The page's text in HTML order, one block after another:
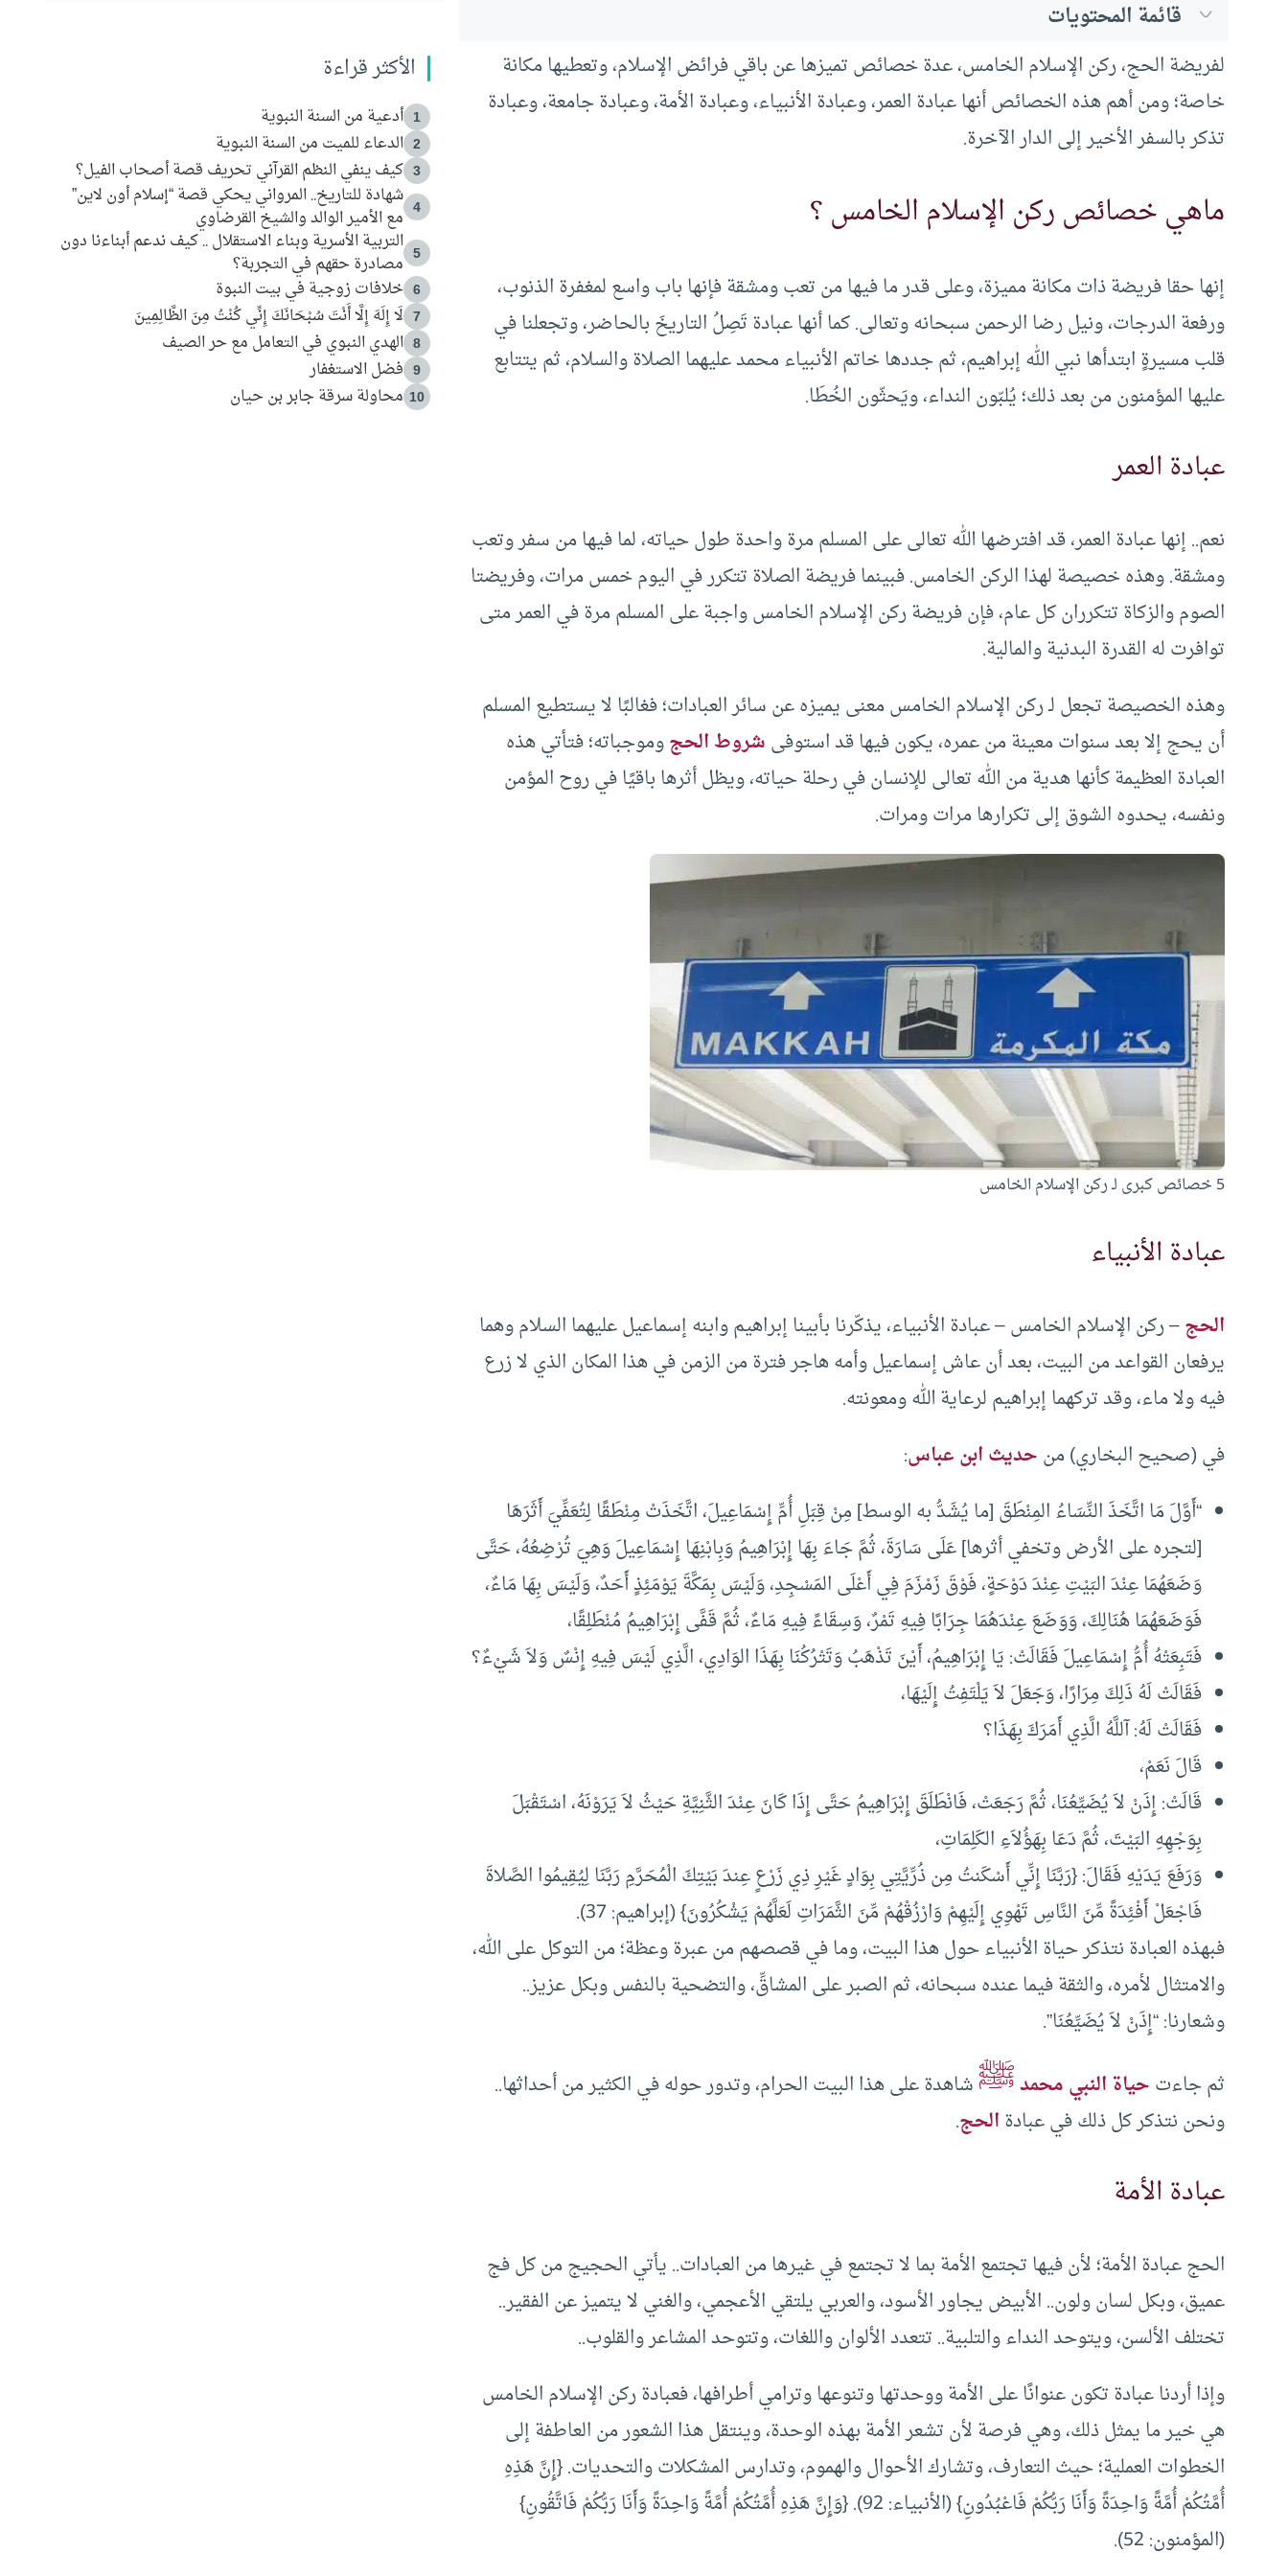
قائمة المحتويات
لفريضة الحج، ركن الإسلام الخامس، عدة خصائص تميزها عن باقي فرائض الإسلام، وتعطيها مكانة
خاصة؛ ومن أهم هذه الخصائص أنها عبادة العمر، وعبادة الأنبياء، وعبادة الأمة، وعبادة جامعة، وعبادة
تذكر بالسفر الأخير إلى الدار الآخرة.
ماهي خصائص ركن الإسلام الخامس ؟
إنها حقا فريضة ذات مكانة مميزة، وعلى قدر ما فيها من تعب ومشقة فإنها باب واسع لمغفرة الذنوب،
ورفعة الدرجات، ونيل رضا الرحمن سبحانه وتعالى. كما أنها عبادة تَصِلُ التاريخَ بالحاضر، وتجعلنا في
قلب مسيرةٍ ابتدأها نبي الله إبراهيم، ثم جددها خاتم الأنبياء محمد عليهما الصلاة والسلام، ثم يتتابع
عليها المؤمنون من بعد ذلك؛ يُلبّون النداء، ويَحثّون الخُطَا.
عبادة العمر
نعم.. إنها عبادة العمر، قد افترضها الله تعالى على المسلم مرة واحدة طول حياته، لما فيها من سفر وتعب
ومشقة. وهذه خصيصة لهذا الركن الخامس. فبينما فريضة الصلاة تتكرر في اليوم خمس مرات، وفريضتا
الصوم والزكاة تتكرران كل عام، فإن فريضة ركن الإسلام الخامس واجبة على المسلم مرة في العمر متى
توافرت له القدرة البدنية والمالية.
وهذه الخصيصة تجعل لـ ركن الإسلام الخامس معنى يميزه عن سائر العبادات؛ فغالبًا لا يستطيع المسلم
أن يحج إلا بعد سنوات معينة من عمره، يكون فيها قد استوفىشروط الحجوموجباته؛ فتأتي هذه
العبادة العظيمة كأنها هدية من الله تعالى للإنسان في رحلة حياته، ويظل أثرها باقيًا في روح المؤمن
ونفسه، يحدوه الشوق إلى تكرارها مرات ومرات.
5 خصائص كبرى لـ ركن الإسلام الخامس
عبادة الأنبياء
الحج– ركن الإسلام الخامس – عبادة الأنبياء، يذكّرنا بأبينا إبراهيم وابنه إسماعيل عليهما السلام وهما
يرفعان القواعد من البيت، بعد أن عاش إسماعيل وأمه هاجر فترة من الزمن في هذا المكان الذي لا زرع
فيه ولا ماء، وقد تركهما إبراهيم لرعاية الله ومعونته.
في (صحيح البخاري) منحديث ابن عباس:
“أَوَّلَ مَا اتَّخَذَ النِّسَاءُ المِنْطَقَ [ما يُشَدُّ به الوسط] مِنْ قِبَلِ أُمِّ إِسْمَاعِيلَ، اتَّخَذَتْ مِنْطَقًا لِتُعَفِّيَ أَثَرَهَا
[لتجره على الأرض وتخفي أثرها] عَلَى سَارَةَ، ثُمَّ جَاءَ بِهَا إِبْرَاهِيمُ وَبِابْنِهَا إِسْمَاعِيلَ وَهِيَ تُرْضِعُهُ، حَتَّى
وَضَعَهُمَا عِنْدَ البَيْتِ عِنْدَ دَوْحَةٍ، فَوْقَ زَمْزَمَ فِي أَعْلَى المَسْجِدِ، وَلَيْسَ بِمَكَّةَ يَوْمَئِذٍ أَحَدٌ، وَلَيْسَ بِهَا مَاءٌ،
فَوَضَعَهُمَا هُنَالِكَ، وَوَضَعَ عِنْدَهُمَا جِرَابًا فِيهِ تَمْرٌ، وَسِقَاءً فِيهِ مَاءٌ، ثُمَّ قَفَّى إِبْرَاهِيمُ مُنْطَلِقًا،
فَتَبِعَتْهُ أُمُّ إِسْمَاعِيلَ فَقَالَتْ: يَا إِبْرَاهِيمُ، أَيْنَ تَذْهَبُ وَتَتْرُكُنَا بِهَذَا الوَادِي، الَّذِي لَيْسَ فِيهِ إِنْسٌ وَلاَ شَيْءٌ؟
فَقَالَتْ لَهُ ذَلِكَ مِرَارًا، وَجَعَلَ لاَ يَلْتَفِتُ إِلَيْهَا،
فَقَالَتْ لَهُ: آللَّهُ الَّذِي أَمَرَكَ بِهَذَا؟
قَالَ نَعَمْ،
قَالَتْ: إِذَنْ لاَ يُضَيِّعُنَا، ثُمَّ رَجَعَتْ، فَانْطَلَقَ إِبْرَاهِيمُ حَتَّى إِذَا كَانَ عِنْدَ الثَّنِيَّةِ حَيْثُ لاَ يَرَوْنَهُ، اسْتَقْبَلَ
بِوَجْهِهِ البَيْتَ، ثُمَّ دَعَا بِهَؤُلاَءِ الكَلِمَاتِ،
وَرَفَعَ يَدَيْهِ فَقَالَ: {رَبَّنَا إِنِّي أَسْكَنتُ مِن ذُرِّيَّتِي بِوَادٍ غَيْرِ ذِي زَرْعٍ عِندَ بَيْتِكَ الْمُحَرَّمِ رَبَّنَا لِيُقِيمُوا الصَّلاةَ
فَاجْعَلْ أَفْئِدَةً مِّنَ النَّاسِ تَهْوِي إِلَيْهِمْ وَارْزُقْهُمْ مِّنَ الثَّمَرَاتِ لَعَلَّهُمْ يَشْكُرُونَ} (إبراهيم: 37).
فبهذه العبادة نتذكر حياة الأنبياء حول هذا البيت، وما في قصصهم من عبرة وعظة؛ من التوكل على الله،
والامتثال لأمره، والثقة فيما عنده سبحانه، ثم الصبر على المشاقِّ، والتضحية بالنفس وبكل عزيز..
وشعارنا: “إِذَنْ لاَ يُضَيِّعُنَا”.
ثم جاءتحياة النبي محمدﷺشاهدة على هذا البيت الحرام، وتدور حوله في الكثير من أحداثها..
ونحن نتذكر كل ذلك في عبادةالحج.
عبادة الأمة
الحج عبادة الأمة؛ لأن فيها تجتمع الأمة بما لا تجتمع في غيرها من العبادات.. يأتي الحجيج من كل فج
عميق، وبكل لسان ولون.. الأبيض يجاور الأسود، والعربي يلتقي الأعجمي، والغني لا يتميز عن الفقير..
تختلف الألسن، ويتوحد النداء والتلبية.. تتعدد الألوان واللغات، وتتوحد المشاعر والقلوب..
وإذا أردنا عبادة تكون عنوانًا على الأمة ووحدتها وتنوعها وترامي أطرافها، فعبادة ركن الإسلام الخامس
هي خير ما يمثل ذلك، وهي فرصة لأن تشعر الأمة بهذه الوحدة، وينتقل هذا الشعور من العاطفة إلى
الخطوات العملية؛ حيث التعارف، وتشارك الأحوال والهموم، وتدارس المشكلات والتحديات. {إِنَّ هَذِهِ
أُمَّتُكُمْ أُمَّةً وَاحِدَةً وَأَنَا رَبُّكُمْ فَاعْبُدُونِ} (الأنبياء: 92). {وَإِنَّ هَذِهِ أُمَّتُكُمْ أُمَّةً وَاحِدَةً وَأَنَا رَبُّكُمْ فَاتَّقُونِ}
(المؤمنون: 52).
الأكثر قراءة
1 أدعية من السنة النبوية
2 الدعاء للميت من السنة النبوية
3 كيف ينفي النظم القرآني تحريف قصة أصحاب الفيل؟
4
شهادة للتاريخ.. المرواني يحكي قصة “إسلام أون لاين”
مع الأمير الوالد والشيخ القرضاوي
5
التربية الأسرية وبناء الاستقلال .. كيف ندعم أبناءنا دون
مصادرة حقهم في التجربة؟
6 خلافات زوجية في بيت النبوة
7 لَا إِلَهَ إِلَّا أَنْتَ سُبْحَانَكَ إِنِّي كُنْتُ مِنَ الظَّالِمِينَ
8 الهدي النبوي في التعامل مع حر الصيف
9 فضل الاستغفار
10 محاولة سرقة جابر بن حيان